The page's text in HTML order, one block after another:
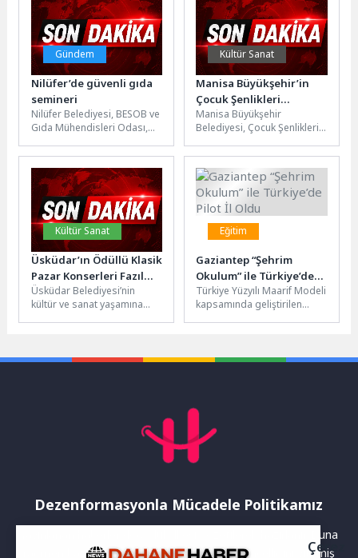
Gündem
Nilüfer’de güvenli gıda
semineri
Nilüfer Belediyesi, BESOB ve
Gıda Mühendisleri Odası,
kapsamında esnaf ve
vatandaşlara...
Kültür Sanat
Manisa Büyükşehir’in
Çocuk Şenlikleri
Saruhanlı’da Yüzleri
Gülümsetti
Manisa Büyükşehir
Belediyesi, Çocuk Şenlikleri
düzenlediği etkinliklerle
çocukları eğlence dolu bir
günle buluşturdu....
Kültür Sanat
Üsküdar’ın Ödüllü Klasik
Pazar Konserleri Fazıl
Say ile Yeni Sezona
Merhaba Diyor
Üsküdar Belediyesi’nin
kültür ve sanat yaşamına
Eğitim
Gaziantep “Şehrim
Okulum” ile Türkiye’de
Pilot İl Oldu
Türkiye Yüzyılı Maarif Modeli
kapsamında geliştirilen
Dezenformasyonla Mücadele Politikamız
Yayınlanan haberler doğruluk ilkesi gözetilerek hazırlanır. Buna
rağmen bazı içeriklerde eksik, hatalı veya güncelliğini yitirmiş
Çerez